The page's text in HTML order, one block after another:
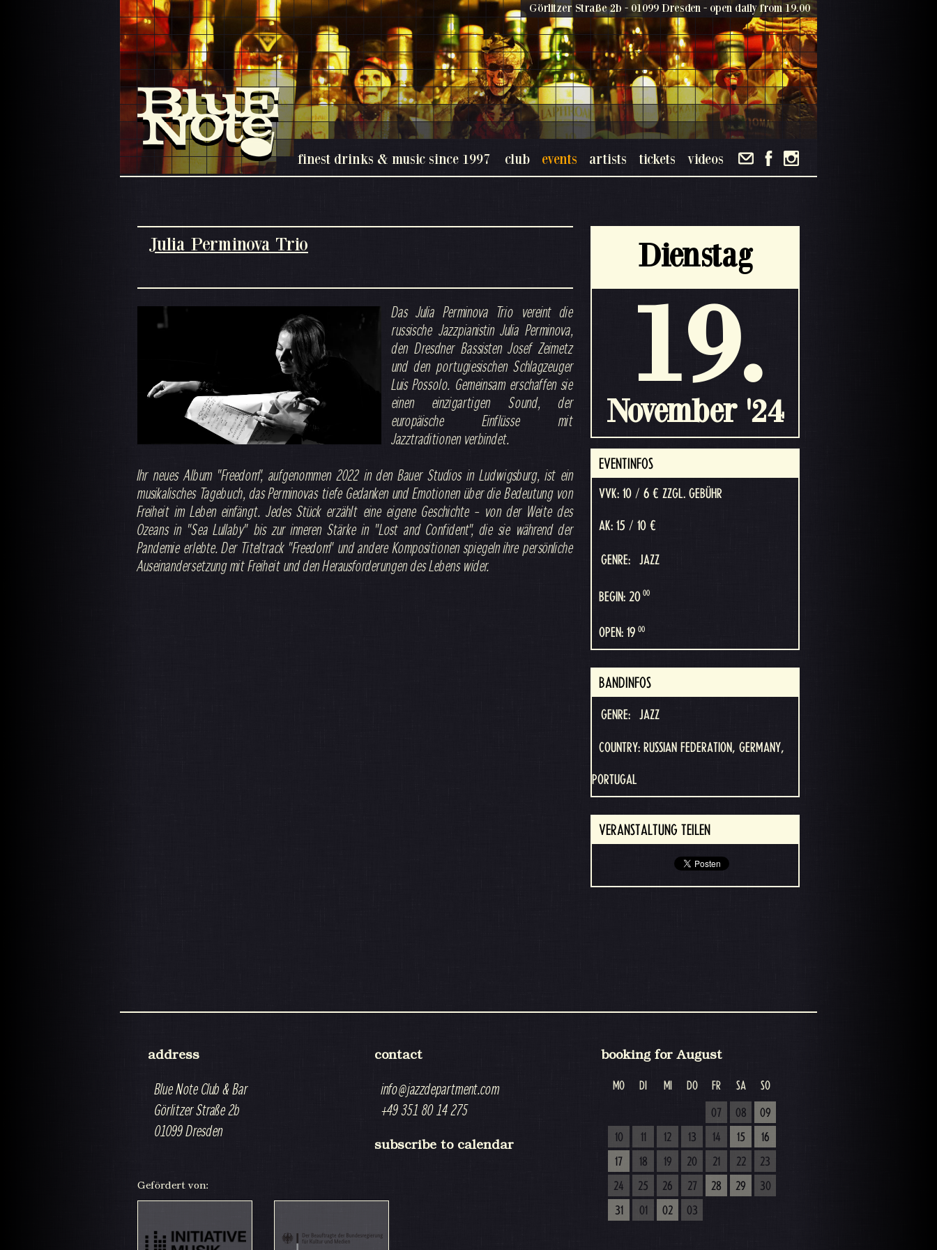
finest drinks & music since 1997
Görlitzer Straße 2b - 01099 Dresden - open daily from 19.00
club events artists tickets videos
Julia Perminova Trio
Das Julia Perminova Trio vereint die
russische Jazzpianistin Julia Perminova,
den Dresdner Bassisten Josef Zeimetz
und den portugiesischen Schlagzeuger
Luis Possolo. Gemeinsam erschaffen sie
einen einzigartigen Sound, der
europäische Einflüsse mit
Jazztraditionen verbindet.
Ihr neues Album "Freedom", aufgenommen 2022 in den Bauer Studios in Ludwigsburg, ist ein
musikalisches Tagebuch, das Perminovas tiefe Gedanken und Emotionen über die Bedeutung von
Freiheit im Leben einfängt. Jedes Stück erzählt eine eigene Geschichte – von der Weite des
Ozeans in "Sea Lullaby" bis zur inneren Stärke in "Lost and Confident", die sie während der
Pandemie erlebte. Der Titeltrack "Freedom" und andere Kompositionen spiegeln ihre persönliche
Auseinandersetzung mit Freiheit und den Herausforderungen des Lebens wider.
Dienstag
19.
November '24
EVENTINFOS
VVK: 10 / 6 € ZZGL. GEBÜHR
AK: 15 / 10 €
GENRE: JAZZ
BEGIN: 20 00
OPEN: 19 00
BANDINFOS
GENRE: JAZZ
COUNTRY: RUSSIAN FEDERATION, GERMANY,
PORTUGAL
VERANSTALTUNG TEILEN
address
Blue Note Club & Bar
Görlitzer Straße 2b
01099 Dresden
contact
info@jazzdepartment.com
+49 351 80 14 275
subscribe to calendar
booking for August
MO DI MI DO FR SA SO
07 08
09
10
11 12 13 14 15
16
17
18 19 20 21 22
23
24
25 26 27 28 29
30
31
01 02 03
Gefördert von: